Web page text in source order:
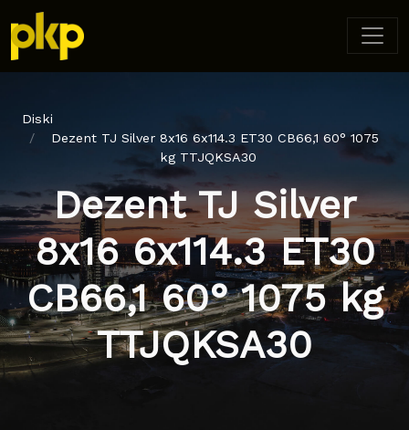
Diski
Dezent TJ Silver 8x16 6x114.3 ET30 CB66,1 60° 1075
kg TTJQKSA30
Dezent TJ Silver
8x16 6x114.3 ET30
CB66,1 60° 1075 kg
TTJQKSA30